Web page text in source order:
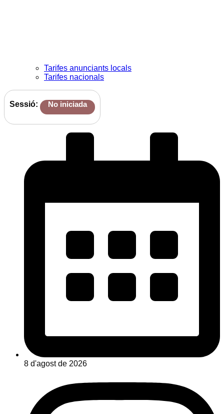
Tarifes anunciants locals
Tarifes nacionals
Sessió: No iniciada
8 d'agost de 2026